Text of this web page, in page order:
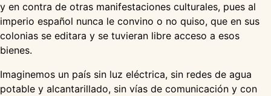
y en contra de otras manifestaciones culturales, pues al
imperio español nunca le convino o no quiso, que en sus
colonias se editara y se tuvieran libre acceso a esos
bienes.
Imaginemos un país sin luz eléctrica, sin redes de agua
potable y alcantarillado, sin vías de comunicación y con